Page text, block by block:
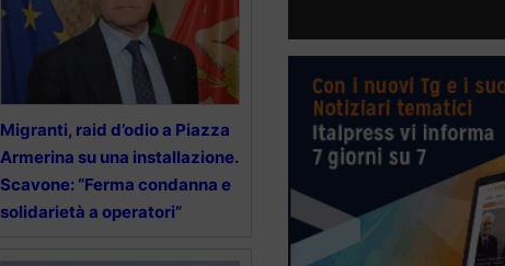
Migranti, raid d’odio a Piazza
Armerina su una installazione.
Scavone: “Ferma condanna e
solidarietà a operatori”